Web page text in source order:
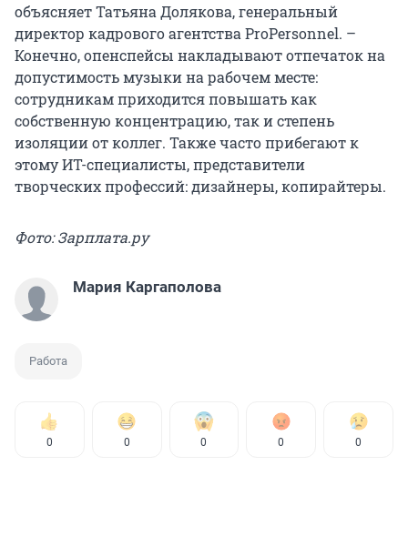
объясняет Татьяна Долякова, генеральный
директор кадрового агентства ProPersonnel. –
Конечно, опенспейсы накладывают отпечаток на
допустимость музыки на рабочем месте:
сотрудникам приходится повышать как
собственную концентрацию, так и степень
изоляции от коллег. Также часто прибегают к
этому ИТ-специалисты, представители
творческих профессий: дизайнеры, копирайтеры.
Фото: Зарплата.ру
Мария Каргаполова
Работа
0 0 0 0 0